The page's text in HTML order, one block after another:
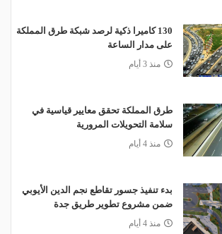
130 كاميرا ذكية لرصد شبكة طرق المملكة
على مدار الساعة
منذ 3 أيام
طرق المملكة تحقق معايير قياسية في
سلامة التحويلات المرورية
منذ 4 أيام
بدء تنفيذ جسور تقاطع نجم الدين الأيوبي
ضمن مشروع تطوير طريق جدة
منذ 4 أيام